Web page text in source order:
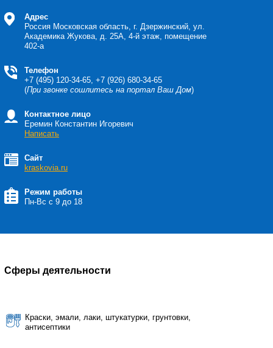
Адрес
Россия Московская область, г. Дзержинский, ул.
Академика Жукова, д. 25А, 4-й этаж, помещение
402-а
Телефон
+7 (495) 120-34-65, +7 (926) 680-34-65
(При звонке сошлитесь на портал Ваш Дом)
Контактное лицо
Еремин Константин Игоревич
Написать
Сайт
kraskovia.ru
Режим работы
Пн-Вс с 9 до 18
Сферы деятельности
Краски, эмали, лаки, штукатурки, грунтовки,
антисептики